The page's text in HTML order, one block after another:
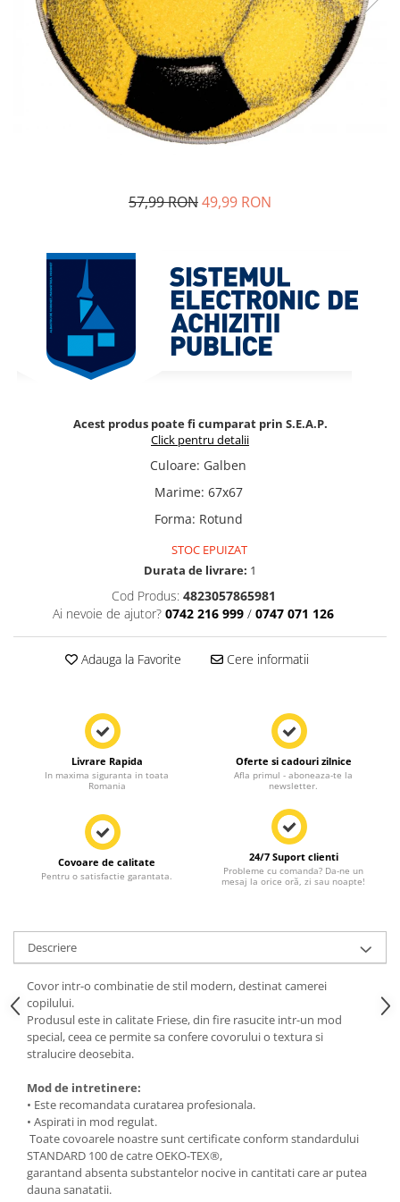
57,99 RON49,99 RON
Acest produs poate fi cumparat prin S.E.A.P.
Click pentru detalii
Culoare: Galben
Marime: 67x67
Forma: Rotund
STOC EPUIZAT
Durata de livrare: 1
Cod Produs: 4823057865981
Ai nevoie de ajutor? 0742 216 999 / 0747 071 126
Adauga la Favorite Cere informatii
Livrare Rapida
In maxima siguranta in toata
Romania
Oferte si cadouri zilnice
Afla primul - aboneaza-te la
newsletter.
Covoare de calitate
Pentru o satisfactie garantata.
24/7 Suport clienti
Probleme cu comanda? Da-ne un
mesaj la orice oră, zi sau noapte!
Descriere
Covor intr-o combinatie de stil modern, destinat camerei
copilului.
Produsul este in calitate Friese, din fire rasucite intr-un mod
special, ceea ce permite sa confere covorului o textura si
stralucire deosebita.
Mod de intretinere:
• Este recomandata curatarea profesionala.
• Aspirati in mod regulat.
Toate covoarele noastre sunt certificate conform standardului
STANDARD 100 de catre OEKO-TEX®,
garantand absenta substantelor nocive in cantitati care ar putea
dauna sanatatii.